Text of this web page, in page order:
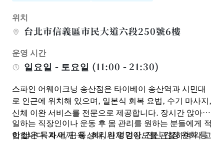
위치
台北市信義區市民大道六段250號6樓
운영 시간
일요일 - 토요일 (11:00 - 21:30)
스파인 어웨이크닝 송산점은 타이베이 송산역과 시민대
로 인근에 위치해 있으며, 일본식 회복 요법, 수기 마사지,
신체 이완 서비스를 전문으로 제공합니다. 장시간 앉아서
일하는 직장인이나 운동 후 몸 관리를 원하는 분들에게 적
합합니다. 자세, 근육 상태, 신체 긴장도를 관찰하여 각 고
이 샵은 목과 어깨, 등, 허리와 엉덩이, 전신 긴장 완화 등